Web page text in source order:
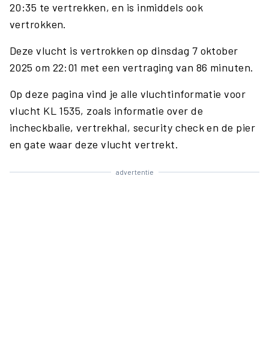
20:35 te vertrekken, en is inmiddels ook
vertrokken.
Deze vlucht is vertrokken op dinsdag 7 oktober
2025 om 22:01 met een vertraging van 86 minuten.
Op deze pagina vind je alle vluchtinformatie voor
vlucht KL 1535, zoals informatie over de
incheckbalie, vertrekhal, security check en de pier
en gate waar deze vlucht vertrekt.
advertentie